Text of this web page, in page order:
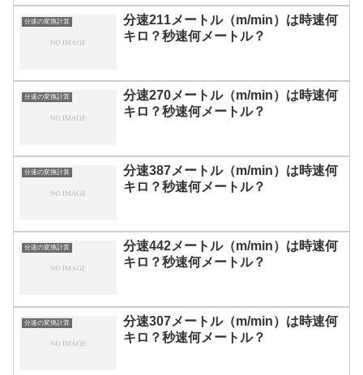
分速の変換計算
分速211メートル（m/min）は時速何
キロ？秒速何メートル？
分速の変換計算
分速270メートル（m/min）は時速何
キロ？秒速何メートル？
分速の変換計算
分速387メートル（m/min）は時速何
キロ？秒速何メートル？
分速の変換計算
分速442メートル（m/min）は時速何
キロ？秒速何メートル？
分速の変換計算
分速307メートル（m/min）は時速何
キロ？秒速何メートル？